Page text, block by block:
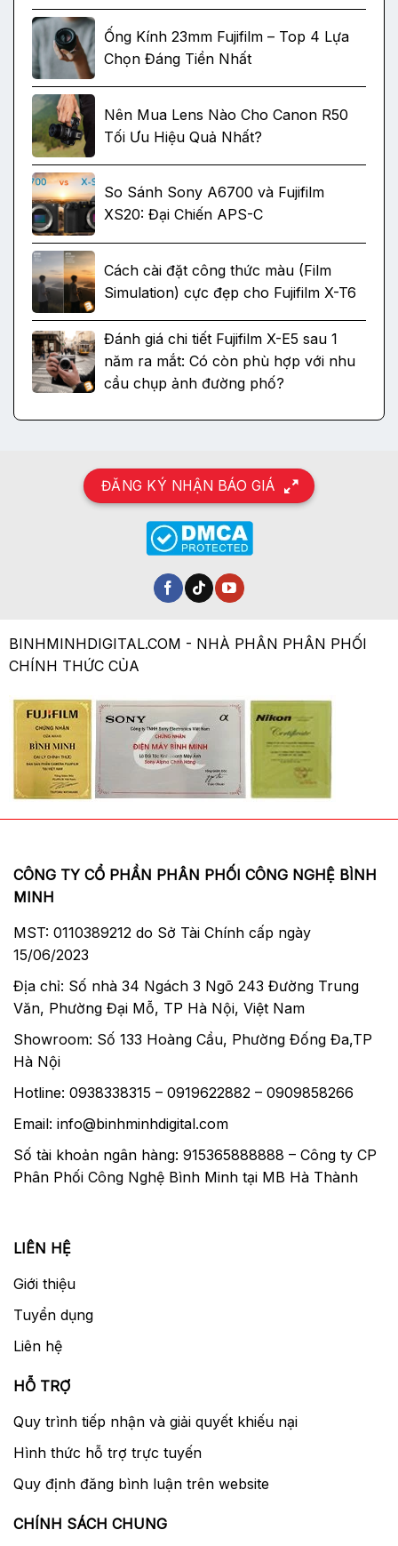
Ống Kính 23mm Fujifilm – Top 4 Lựa
Chọn Đáng Tiền Nhất
Nên Mua Lens Nào Cho Canon R50
Tối Ưu Hiệu Quả Nhất?
So Sánh Sony A6700 và Fujifilm
XS20: Đại Chiến APS-C
Cách cài đặt công thức màu (Film
Simulation) cực đẹp cho Fujifilm X-T6
Đánh giá chi tiết Fujifilm X-E5 sau 1
năm ra mắt: Có còn phù hợp với nhu
cầu chụp ảnh đường phố?
ĐĂNG KÝ NHẬN BÁO GIÁ
BINHMINHDIGITAL.COM - NHÀ PHÂN PHÂN PHỐI
CHÍNH THỨC CỦA
CÔNG TY CỔ PHẦN PHÂN PHỐI CÔNG NGHỆ BÌNH
MINH
MST: 0110389212 do Sở Tài Chính cấp ngày
15/06/2023
Địa chỉ: Số nhà 34 Ngách 3 Ngõ 243 Đường Trung
Văn, Phường Đại Mỗ, TP Hà Nội, Việt Nam
Showroom: Số 133 Hoàng Cầu, Phường Đống Đa,TP
Hà Nội
Hotline: 0938338315 – 0919622882 – 0909858266
Email: info@binhminhdigital.com
Số tài khoản ngân hàng: 915365888888 – Công ty CP
Phân Phối Công Nghệ Bình Minh tại MB Hà Thành
LIÊN HỆ
Giới thiệu
Tuyển dụng
Liên hệ
HỖ TRỢ
Quy trình tiếp nhận và giải quyết khiếu nại
Hình thức hỗ trợ trực tuyến
Quy định đăng bình luận trên website
CHÍNH SÁCH CHUNG